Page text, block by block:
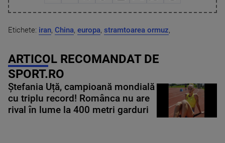
Etichete: iran, China, europa, stramtoarea ormuz,
ARTICOL RECOMANDAT DE
SPORT.RO
Ștefania Uță, campioană mondială
cu triplu record! Românca nu are
rival în lume la 400 metri garduri